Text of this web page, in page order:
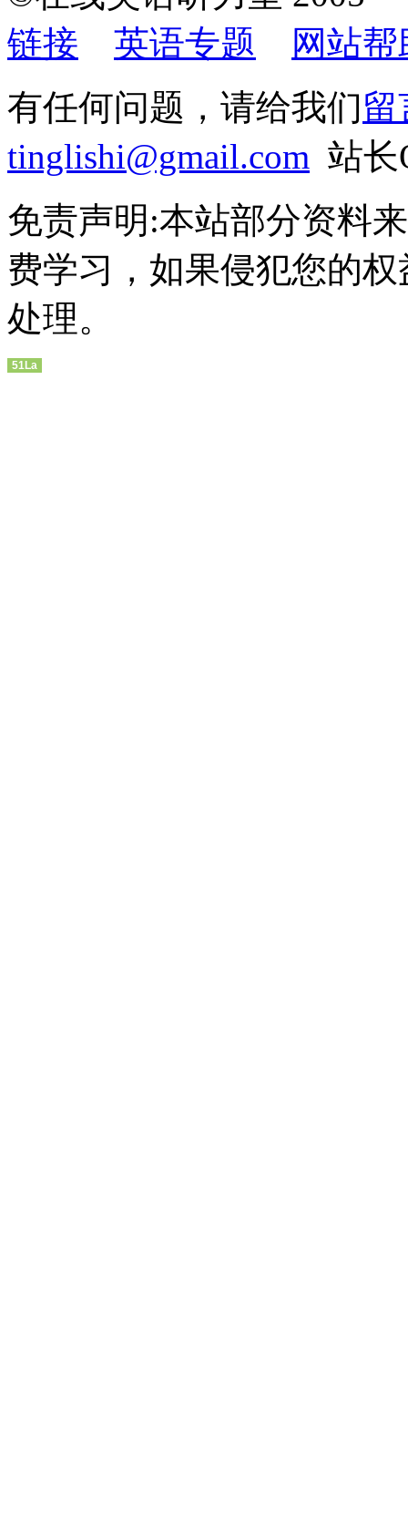
链接
英语专题
网站帮
有任何问题，请给我们留
tinglishi@gmail.com 站长
免责声明:本站部分资料
费学习，如果侵犯您的
处理。
51La